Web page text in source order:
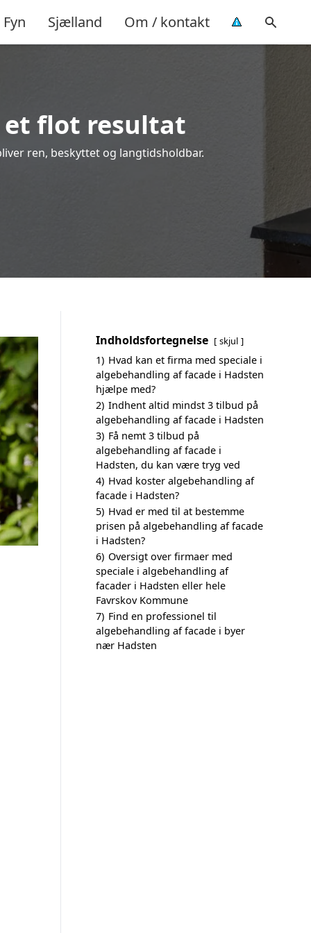
Fyn Sjælland Om / kontakt
et flot resultat
ren, beskyttet og langtidsholdbar.
Indholdsfortegnelse skjul
1) Hvad kan et firma med speciale i
algebehandling af facade i Hadsten
hjælpe med?
2) Indhent altid mindst 3 tilbud på
algebehandling af facade i Hadsten
3) Få nemt 3 tilbud på
algebehandling af facade i
Hadsten, du kan være tryg ved
4) Hvad koster algebehandling af
facade i Hadsten?
5) Hvad er med til at bestemme
prisen på algebehandling af facade
i Hadsten?
6) Oversigt over firmaer med
speciale i algebehandling af
facader i Hadsten eller hele
Favrskov Kommune
7) Find en professionel til
algebehandling af facade i byer
nær Hadsten